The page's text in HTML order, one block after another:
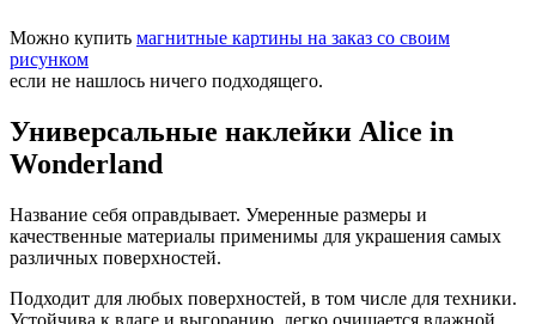
Можно купить магнитные картины на заказ со своим
рисунком
если не нашлось ничего подходящего.
Универсальные наклейки Alice in
Wonderland
Название себя оправдывает. Умеренные размеры и
качественные материалы применимы для украшения самых
различных поверхностей.
Подходит для любых поверхностей, в том числе для техники.